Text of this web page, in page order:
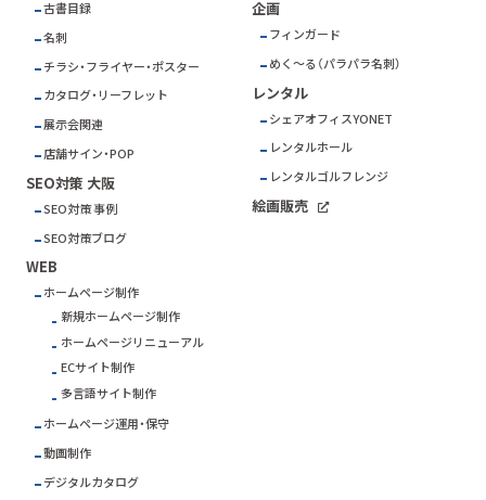
古書目録
名刺
チラシ・フライヤー・ポスター
カタログ・リーフレット
展示会関連
店舗サイン・POP
SEO対策 大阪
SEO対策 事例
SEO対策ブログ
WEB
ホームページ制作
新規ホームページ制作
ホームページリニューアル
ECサイト制作
多言語サイト制作
ホームページ運用・保守
動画制作
デジタルカタログ
企画
フィンガード
めく～る（パラパラ名刺）
レンタル
シェアオフィスYONET
レンタルホール
レンタルゴルフレンジ
絵画販売